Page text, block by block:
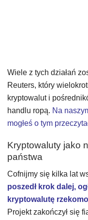
Wiele z tych działań
Reuters, który
kryptowalut i
handlu ropą. Na
mogłeś o tym
Kryptowaluty jako
państwa
Cofnijmy się kilka lat
poszedł krok dalej,
kryptowalutę
Projekt zakończył się